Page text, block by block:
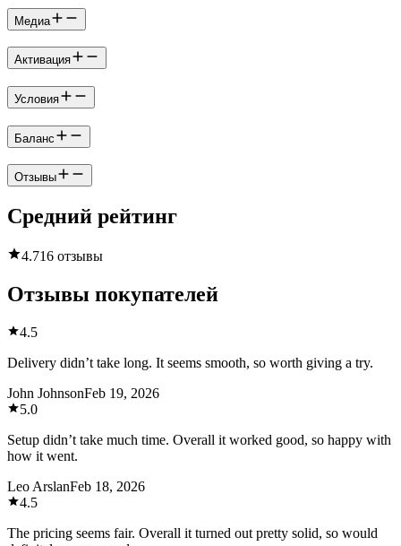
Медиа
Активация
Условия
Баланс
Отзывы
Средний рейтинг
4.716 отзывы
Отзывы покупателей
4.5
Delivery didn’t take long. It seems smooth, so worth giving a try.
John JohnsonFeb 19, 2026
5.0
Setup didn’t take much time. Overall it worked good, so happy with
how it went.
Leo ArslanFeb 18, 2026
4.5
The pricing seems fair. Overall it turned out pretty solid, so would